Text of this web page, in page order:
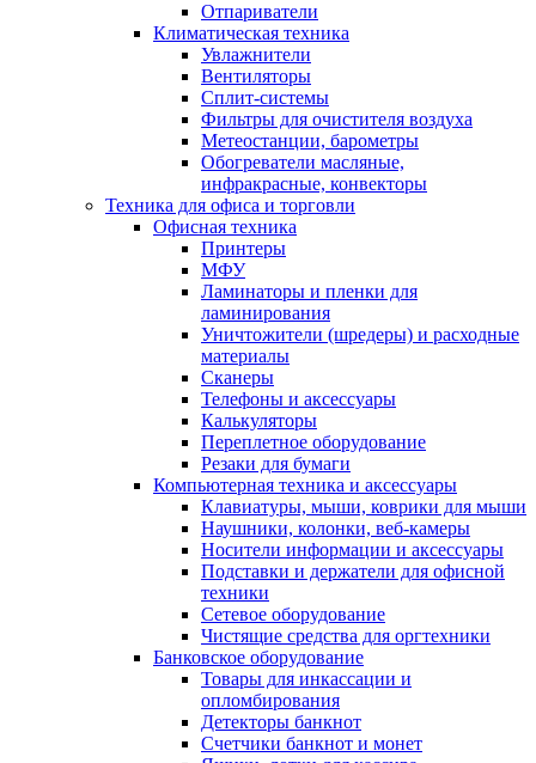
Отпариватели
Климатическая техника
Увлажнители
Вентиляторы
Сплит-системы
Фильтры для очистителя воздуха
Метеостанции, барометры
Обогреватели масляные,
инфракрасные, конвекторы
Техника для офиса и торговли
Офисная техника
Принтеры
МФУ
Ламинаторы и пленки для
ламинирования
Уничтожители (шредеры) и расходные
материалы
Сканеры
Телефоны и аксессуары
Калькуляторы
Переплетное оборудование
Резаки для бумаги
Компьютерная техника и аксессуары
Клавиатуры, мыши, коврики для мыши
Наушники, колонки, веб-камеры
Носители информации и аксессуары
Подставки и держатели для офисной
техники
Сетевое оборудование
Чистящие средства для оргтехники
Банковское оборудование
Товары для инкассации и
опломбирования
Детекторы банкнот
Счетчики банкнот и монет